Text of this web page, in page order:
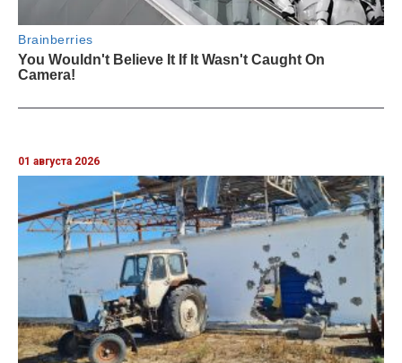
01 августа 2026